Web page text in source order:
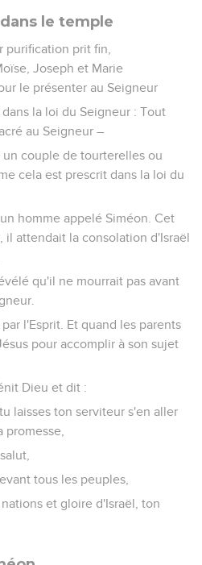
le temple
purification prit fin,
Joseph et Marie
le présenter au Seigneur
la loi du Seigneur : Tout
au Seigneur –
couple de tourterelles ou
cela est prescrit dans la loi du
homme appelé Siméon. Cet
il attendait la consolation d'Israël
qu'il ne mourrait pas avant
l'Esprit. Et quand les parents
pour accomplir à son sujet
Dieu et dit :
laisses ton serviteur s'en aller
promesse,
tous les peuples,
et gloire d'Israël, ton